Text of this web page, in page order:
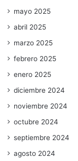
mayo 2025
abril 2025
marzo 2025
febrero 2025
enero 2025
diciembre 2024
noviembre 2024
octubre 2024
septiembre 2024
agosto 2024